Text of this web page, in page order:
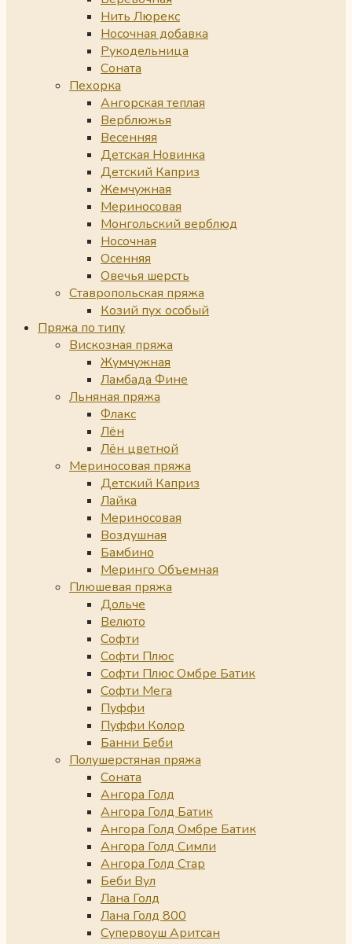
Нить Люрекс
Носочная добавка
Рукодельница
Соната
Пехорка
Ангорская теплая
Верблюжья
Весенняя
Детская Новинка
Детский Каприз
Жемчужная
Мериносовая
Монгольский верблюд
Носочная
Осенняя
Овечья шерсть
Ставропольская пряжа
Козий пух особый
Пряжа по типу
Вискозная пряжа
Жумчужная
Ламбада Фине
Льняная пряжа
Флакс
Лён
Лён цветной
Мериносовая пряжа
Детский Каприз
Лайка
Мериносовая
Воздушная
Бамбино
Меринго Объемная
Плюшевая пряжа
Дольче
Велюто
Софти
Софти Плюс
Софти Плюс Омбре Батик
Софти Мега
Пуффи
Пуффи Колор
Банни Беби
Полушерстяная пряжа
Соната
Ангора Голд
Ангора Голд Батик
Ангора Голд Омбре Батик
Ангора Голд Симли
Ангора Голд Стар
Беби Вул
Лана Голд
Лана Голд 800
Супервоуш Аритсан